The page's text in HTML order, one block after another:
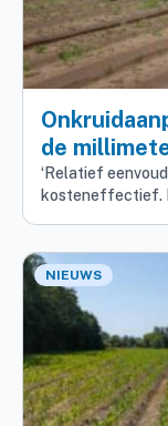
de
‘Relatief
kosteneffectief.
NIEUWS